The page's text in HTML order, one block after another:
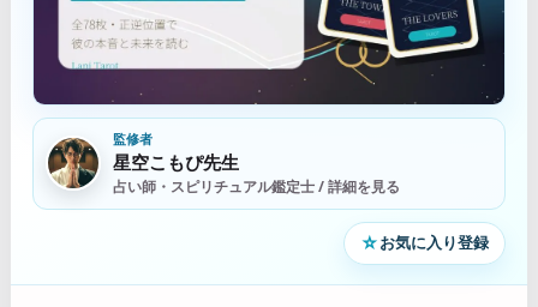
監修者
星空こもぴ先生
占い師・スピリチュアル鑑定士 / 詳細を見る
☆お気に入り登録